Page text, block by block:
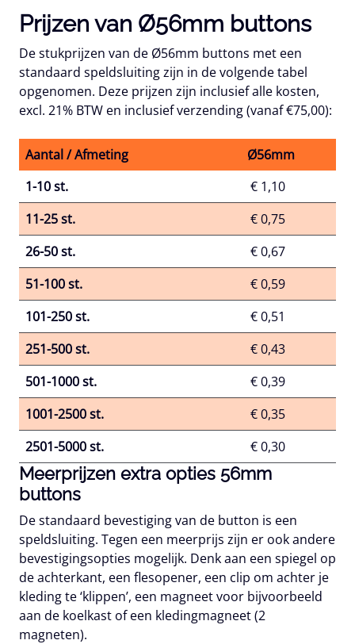
Prijzen van Ø56mm buttons
De stukprijzen van de Ø56mm buttons met een
standaard speldsluiting zijn in de volgende tabel
opgenomen. Deze prijzen zijn inclusief alle kosten,
excl. 21% BTW en inclusief verzending (vanaf €75,00):
Aantal / Afmeting
Ø56mm
1-10 st.
€ 1,10
11-25 st.
€ 0,75
26-50 st.
€ 0,67
51-100 st.
€ 0,59
101-250 st.
€ 0,51
251-500 st.
€ 0,43
501-1000 st.
€ 0,39
1001-2500 st.
€ 0,35
2501-5000 st.
€ 0,30
Meerprijzen extra opties 56mm
buttons
De standaard bevestiging van de button is een
speldsluiting. Tegen een meerprijs zijn er ook andere
bevestigingsopties mogelijk. Denk aan een spiegel op
de achterkant, een flesopener, een clip om achter je
kleding te ‘klippen’, een magneet voor bijvoorbeeld
aan de koelkast of een kledingmagneet (2
magneten).